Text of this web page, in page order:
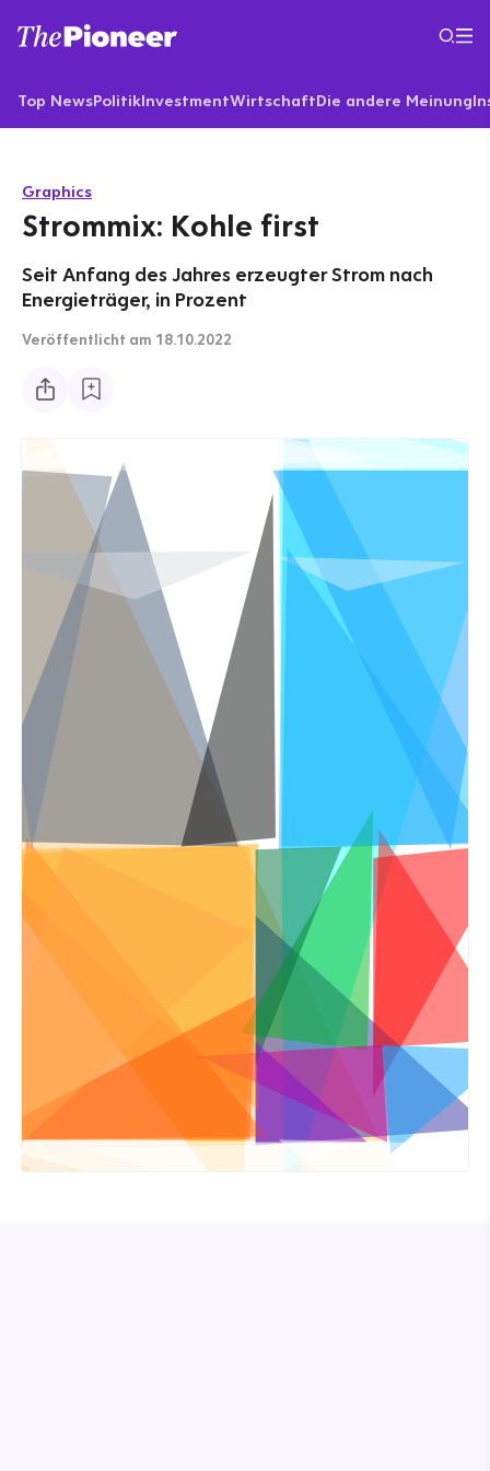
Top NewsPolitikInvestmentWirtschaftDie andere Meinung
Graphics
Strommix: Kohle first
Seit Anfang des Jahres erzeugter Strom nach
Energieträger, in Prozent
Veröffentlicht am 18.10.2022